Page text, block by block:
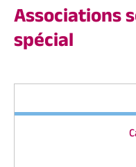
Associations
spécial